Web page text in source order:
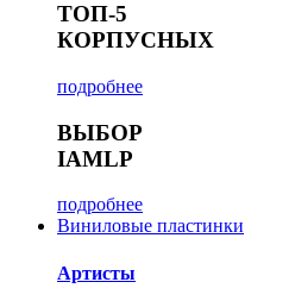
ТОП-5
КОРПУСНЫХ
подробнее
ВЫБОР
IAMLP
подробнее
Виниловые пластинки
Артисты